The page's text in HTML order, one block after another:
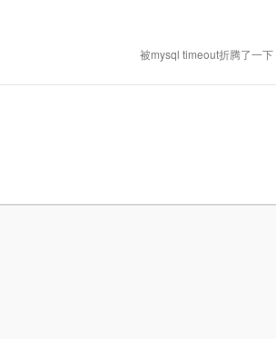
被mysql timeout折腾了一下